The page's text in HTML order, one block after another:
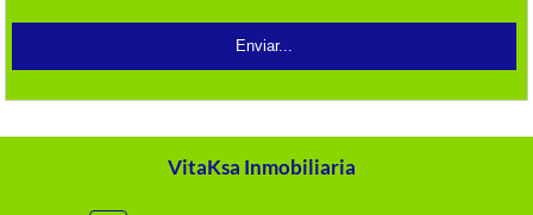
VitaKsa Inmobiliaria